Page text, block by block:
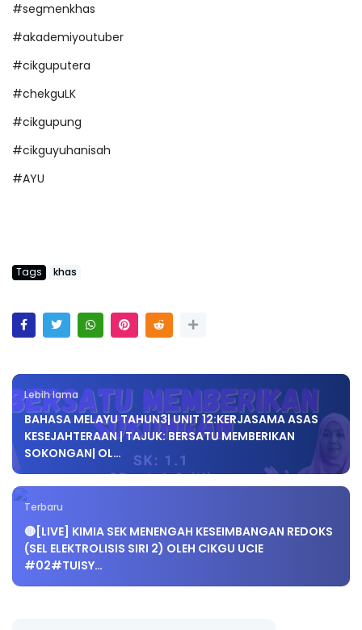
#segmenkhas
#akademiyoutuber
#cikguputera
#chekguLK
#cikgupung
#cikguyuhanisah
#AYU
Tags khas
Lebih lama
BAHASA MELAYU TAHUN3| UNIT 12:KERJASAMA ASAS
KESEJAHTERAAN | TAJUK: BERSATU MEMBERIKAN
SOKONGAN| OL…
Terbaru
🔴[LIVE] KIMIA SEK MENENGAH KESEIMBANGAN REDOKS
(SEL ELEKTROLISIS SIRI 2) OLEH CIKGU UCIE
#02#TUISY…